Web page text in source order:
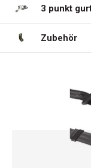
3 punkt
Zubehör